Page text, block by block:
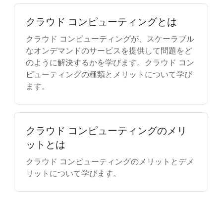
クラウド コンピューティングとは
クラウド コンピューティングが、スケーラブル
なオンデマンドのサービスを提供して問題をど
のように解決するかを学びます。クラウド コン
ピューティングの種類とメリットについて学び
ます。
クラウド コンピューティングのメリ
ットとは
クラウド コンピューティングのメリットとデメ
リットについて学びます。